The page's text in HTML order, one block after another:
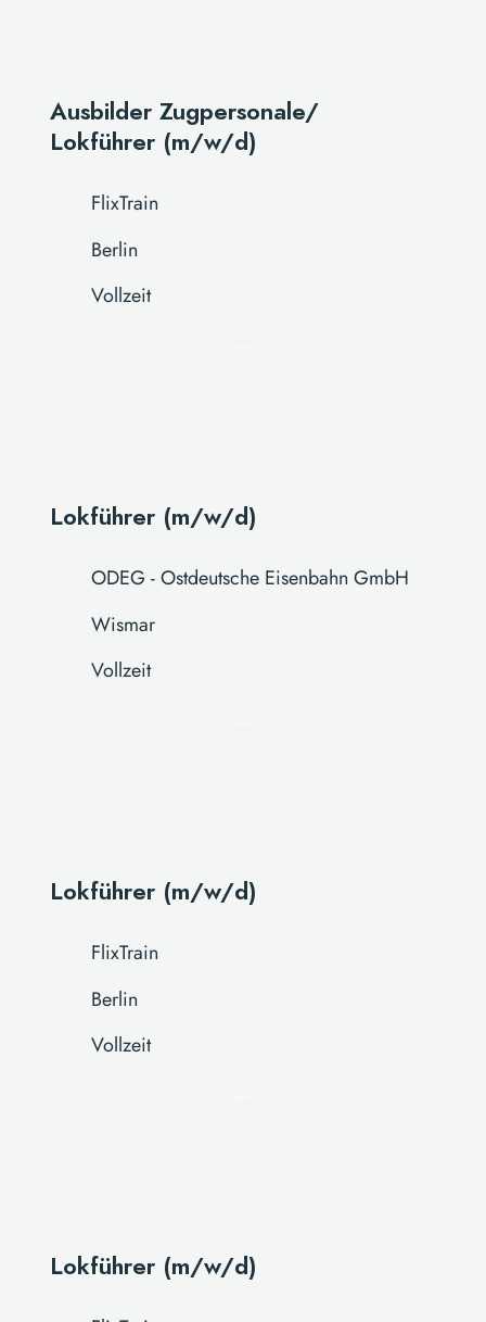
Ausbilder Zugpersonale/
Lokführer (m/w/d)
FlixTrain
Berlin
Vollzeit
Lokführer (m/w/d)
ODEG - Ostdeutsche Eisenbahn GmbH
Wismar
Vollzeit
Lokführer (m/w/d)
FlixTrain
Berlin
Vollzeit
Lokführer (m/w/d)